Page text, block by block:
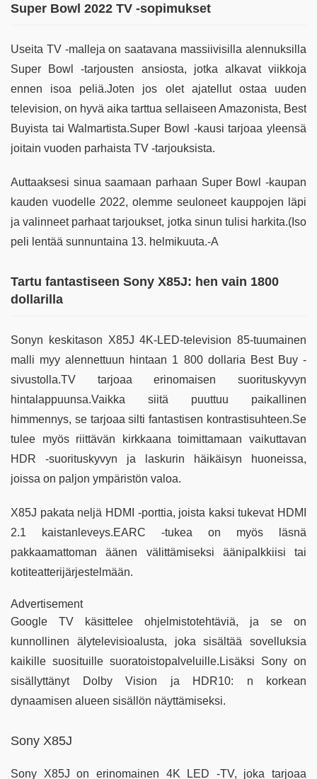
Super Bowl 2022 TV -sopimukset
Useita TV -malleja on saatavana massiivisilla alennuksilla
Super Bowl -tarjousten ansiosta, jotka alkavat viikkoja
ennen isoa peliä.Joten jos olet ajatellut ostaa uuden
television, on hyvä aika tarttua sellaiseen Amazonista, Best
Buyista tai Walmartista.Super Bowl -kausi tarjoaa yleensä
joitain vuoden parhaista TV -tarjouksista.
Auttaaksesi sinua saamaan parhaan Super Bowl -kaupan
kauden vuodelle 2022, olemme seuloneet kauppojen läpi
ja valinneet parhaat tarjoukset, jotka sinun tulisi harkita.(Iso
peli lentää sunnuntaina 13. helmikuuta.-A
Tartu fantastiseen Sony X85J: hen vain 1800
dollarilla
Sonyn keskitason X85J 4K-LED-television 85-tuumainen
malli myy alennettuun hintaan 1 800 dollaria Best Buy -
sivustolla.TV tarjoaa erinomaisen suorituskyvyn
hintalappuunsa.Vaikka siitä puuttuu paikallinen
himmennys, se tarjoaa silti fantastisen kontrastisuhteen.Se
tulee myös riittävän kirkkaana toimittamaan vaikuttavan
HDR -suorituskyvyn ja laskurin häikäisyn huoneissa,
joissa on paljon ympäristön valoa.
X85J pakata neljä HDMI -porttia, joista kaksi tukevat HDMI
2.1 kaistanleveys.EARC -tukea on myös läsnä
pakkaamattoman äänen välittämiseksi äänipalkkiisi tai
kotiteatterijärjestelmään.
Advertisement
Google TV käsittelee ohjelmistotehtäviä, ja se on
kunnollinen älytelevisioalusta, joka sisältää sovelluksia
kaikille suosituille suoratoistopalveluille.Lisäksi Sony on
sisällyttänyt Dolby Vision ja HDR10: n korkean
dynaamisen alueen sisällön näyttämiseksi.
Sony X85J
Sony X85J on erinomainen 4K LED -TV, joka tarjoaa